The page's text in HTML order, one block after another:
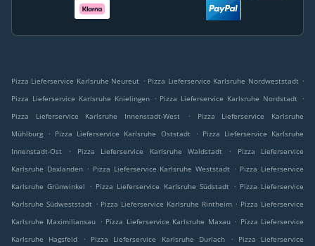
Pizza Lieferservice Karlsruhe Neureut . Pizza Lieferservice Karlsruhe Nordweststadt .
Pizza Lieferservice Karlsruhe Knielingen . Pizza Lieferservice Karlsruhe Nordstadt .
Pizza Lieferservice Karlsruhe Innenstadt-West
.
Pizza Lieferservice Karlsruhe
Mühlburg
. Pizza Lieferservice Karlsruhe Oststadt . Pizza Lieferservice Karlsruhe
Innenstadt-Ost
. Pizza Lieferservice Karlsruhe Waldstadt .
Pizza Lieferservice
Karlsruhe Daxlanden . Pizza Lieferservice Karlsruhe Weststadt . Pizza Lieferservice
Karlsruhe Grünwinkel
. Pizza Lieferservice Karlsruhe Südstadt . Pizza Lieferservice
Karlsruhe Südweststadt . Pizza Lieferservice Karlsruhe Rintheim . Pizza Lieferservice
Karlsruhe Maximiliansau . Pizza Lieferservice Karlsruhe Maxau . Pizza Lieferservice
Karlsruhe Hagsfeld
. Pizza Lieferservice Karlsruhe Durlach .
Pizza Lieferservice